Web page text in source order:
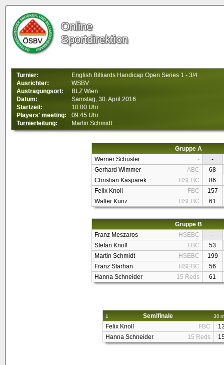
Online
Sportdirektion
Turnier:
English Billiards Handicap Open Series 1 - 3/4
Ausrichter:
WSBV
Austragungsort:
BLZ Wien
Datum:
Samstag, 30. April 2016
Startzeit:
10:00 Uhr
Players' meeting:
09:45 Uhr
Turnierleitung:
Martin Schmidt
Gruppe A
Werner Schuster
-
-
Gerhard Wimmer
ABC
68
Christian Kasparek
HSEBC
86
Felix Knoll
FBC
157
Walter Kunz
HSEBC 61
Gruppe B
Franz Meszaros
HSEBC
-
Stefan Knoll
FBC
53
Martin Schmidt
HSEBC
199
Franz Starhan
HSEBC
56
Hanna Schneider
15 Reds 61
1 Semifinale 30
Felix Knoll FBC
Hanna Schneider
15 Reds